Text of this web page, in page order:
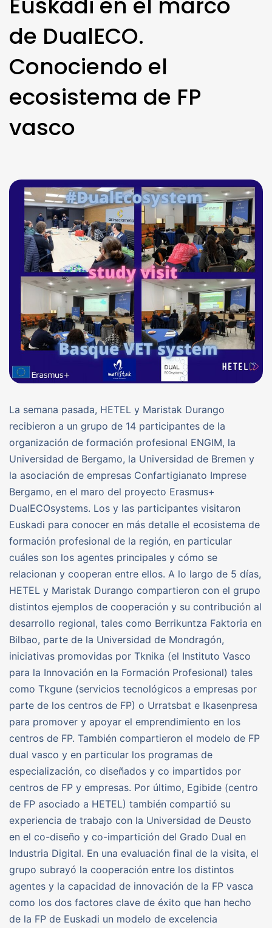
de DualECO.
Conociendo el
ecosistema de FP
vasco
La semana pasada, HETEL y Maristak Durango
recibieron a un grupo de 14 participantes de la
organización de formación profesional ENGIM, la
Universidad de Bergamo, la Universidad de Bremen y
la asociación de empresas Confartigianato Imprese
Bergamo, en el maro del proyecto Erasmus+
DualECOsystems. Los y las participantes visitaron
Euskadi para conocer en más detalle el ecosistema de
formación profesional de la región, en particular
cuáles son los agentes principales y cómo se
relacionan y cooperan entre ellos. A lo largo de 5 días,
HETEL y Maristak Durango compartieron con el grupo
distintos ejemplos de cooperación y su contribución al
desarrollo regional, tales como Berrikuntza Faktoria en
Bilbao, parte de la Universidad de Mondragón,
iniciativas promovidas por Tknika (el Instituto Vasco
para la Innovación en la Formación Profesional) tales
como Tkgune (servicios tecnológicos a empresas por
parte de los centros de FP) o Urratsbat e Ikasenpresa
para promover y apoyar el emprendimiento en los
centros de FP. También compartieron el modelo de FP
dual vasco y en particular los programas de
especialización, co diseñados y co impartidos por
centros de FP y empresas. Por último, Egibide (centro
de FP asociado a HETEL) también compartió su
experiencia de trabajo con la Universidad de Deusto
en el co-diseño y co-impartición del Grado Dual en
Industria Digital. En una evaluación final de la visita, el
grupo subrayó la cooperación entre los distintos
agentes y la capacidad de innovación de la FP vasca
como los dos factores clave de éxito que han hecho
de la FP de Euskadi un modelo de excelencia